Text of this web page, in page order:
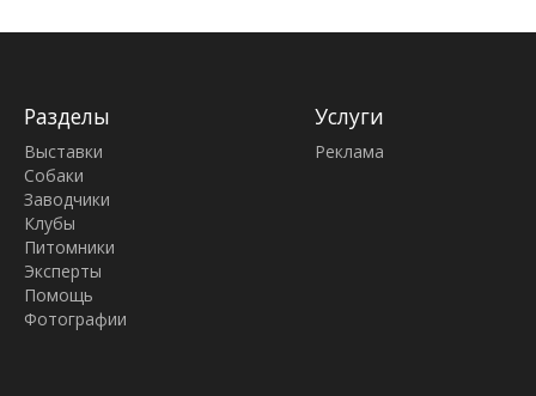
Разделы
Выставки
Собаки
Заводчики
Клубы
Питомники
Эксперты
Помощь
Фотографии
Услуги
Реклама